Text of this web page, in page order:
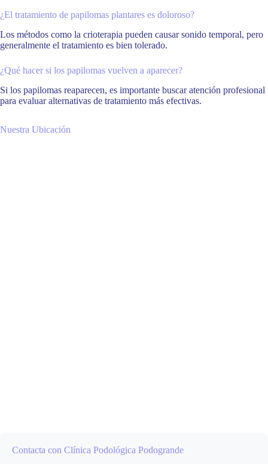
¿El tratamiento de papilomas plantares es doloroso?
Los métodos como la crioterapia pueden causar sonido temporal, pero
generalmente el tratamiento es bien tolerado.
¿Qué hacer si los papilomas vuelven a aparecer?
Si los papilomas reaparecen, es importante buscar atención profesional
para evaluar alternativas de tratamiento más efectivas.
Nuestra Ubicación
Contacta con Clínica Podológica Podogrande